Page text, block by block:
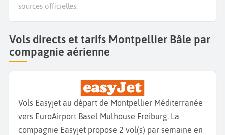
sources officielles.
Vols directs et tarifs Montpellier Bâle par
compagnie aérienne
Vols Easyjet au départ de Montpellier Méditerranée
vers EuroAirport Basel Mulhouse Freiburg. La
compagnie Easyjet propose 2 vol(s) par semaine en